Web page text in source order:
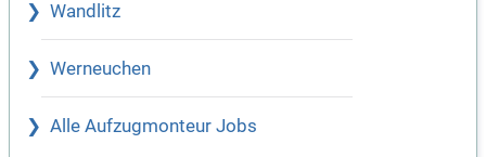
Wandlitz
Werneuchen
Alle Aufzugmonteur Jobs